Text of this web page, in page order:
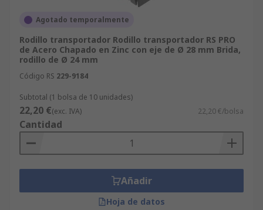
Agotado temporalmente
Rodillo transportador Rodillo transportador RS PRO
de Acero Chapado en Zinc con eje de Ø 28 mm Brida,
rodillo de Ø 24 mm
Código RS 229-9184
Subtotal (1 bolsa de 10 unidades)
22,20 €(exc. IVA) 22,20 €/bolsa
Cantidad
Añadir
Hoja de datos